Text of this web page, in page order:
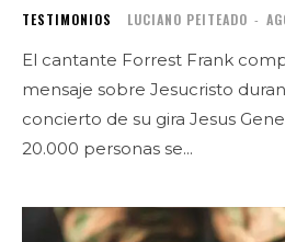
TESTIMONIOS LUCIANO PEITEADO -
El cantante Forrest Frank
mensaje sobre Jesucristo
concierto de su gira Jesus
20.000 personas se...